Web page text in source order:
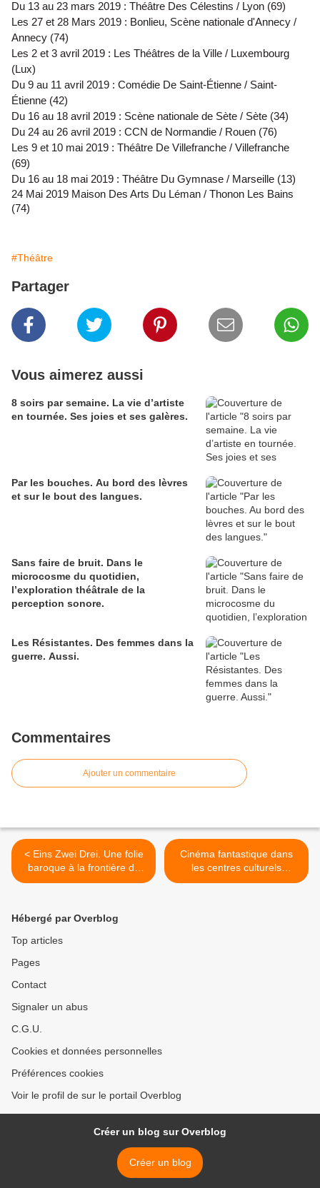
Du 13 au 23 mars 2019 : Théâtre Des Célestins / Lyon (69)
Les 27 et 28 Mars 2019 : Bonlieu, Scène nationale d'Annecy /
Annecy (74)
Les 2 et 3 avril 2019 : Les Théâtres de la Ville / Luxembourg
(Lux)
Du 9 au 11 avril 2019 : Comédie De Saint-Étienne / Saint-
Étienne (42)
Du 16 au 18 avril 2019 : Scène nationale de Sète / Sète (34)
Du 24 au 26 avril 2019 : CCN de Normandie / Rouen (76)
Les 9 et 10 mai 2019 : Théâtre De Villefranche / Villefranche
(69)
Du 16 au 18 mai 2019 : Théâtre Du Gymnase / Marseille (13)
24 Mai 2019 Maison Des Arts Du Léman / Thonon Les Bains
(74)
#Théâtre
Partager
Vous aimerez aussi
8 soirs par semaine. La vie d’artiste
en tournée. Ses joies et ses galères.
Par les bouches. Au bord des lèvres
et sur le bout des langues.
Sans faire de bruit. Dans le
microcosme du quotidien,
l’exploration théâtrale de la
perception sonore.
Les Résistantes. Des femmes dans la
guerre. Aussi.
Commentaires
Ajouter un commentaire
< Eins Zwei Drei. Une folie
baroque à la frontière du
cirque, de la danse et du
Cinéma fantastique dans
les centres culturels
étrangers à Paris en mars
Hébergé par Overblog
Top articles
Pages
Contact
Signaler un abus
C.G.U.
Cookies et données personnelles
Préférences cookies
Voir le profil de sur le portail Overblog
Créer un blog sur Overblog
Créer un blog